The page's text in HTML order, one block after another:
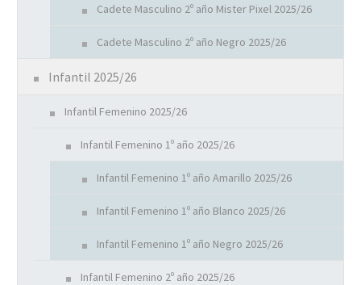
Cadete Masculino 2º año Mister Pixel 2025/26
Cadete Masculino 2º año Negro 2025/26
Infantil 2025/26
Infantil Femenino 2025/26
Infantil Femenino 1º año 2025/26
Infantil Femenino 1º año Amarillo 2025/26
Infantil Femenino 1º año Blanco 2025/26
Infantil Femenino 1º año Negro 2025/26
Infantil Femenino 2º año 2025/26